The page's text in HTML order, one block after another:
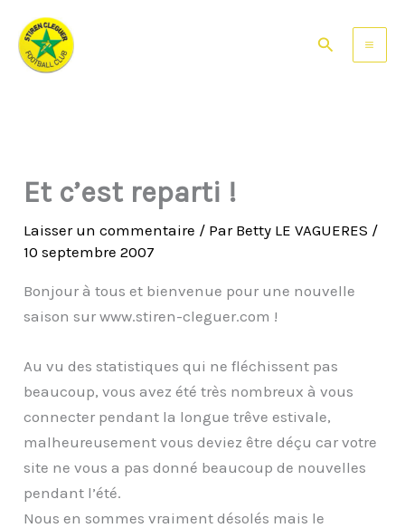
contenu
Rechercher
Et c’est reparti !
Laisser un commentaire / Par Betty LE VAGUERES /
10 septembre 2007
Bonjour à tous et bienvenue pour une nouvelle
saison sur www.stiren-cleguer.com !
Au vu des statistiques qui ne fléchissent pas
beaucoup, vous avez été très nombreux à vous
connecter pendant la longue trêve estivale,
malheureusement vous deviez être déçu car votre
site ne vous a pas donné beaucoup de nouvelles
pendant l’été.
Nous en sommes vraiment désolés mais le